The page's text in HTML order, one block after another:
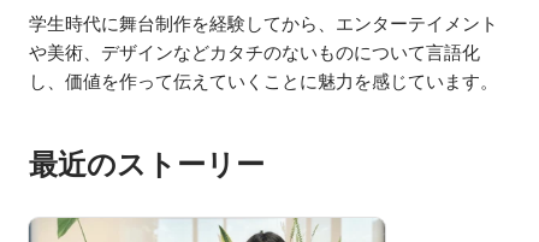
学生時代に舞台制作を経験してから、エンターテイメント
や美術、デザインなどカタチのないものについて言語化
し、価値を作って伝えていくことに魅力を感じています。
最近のストーリー